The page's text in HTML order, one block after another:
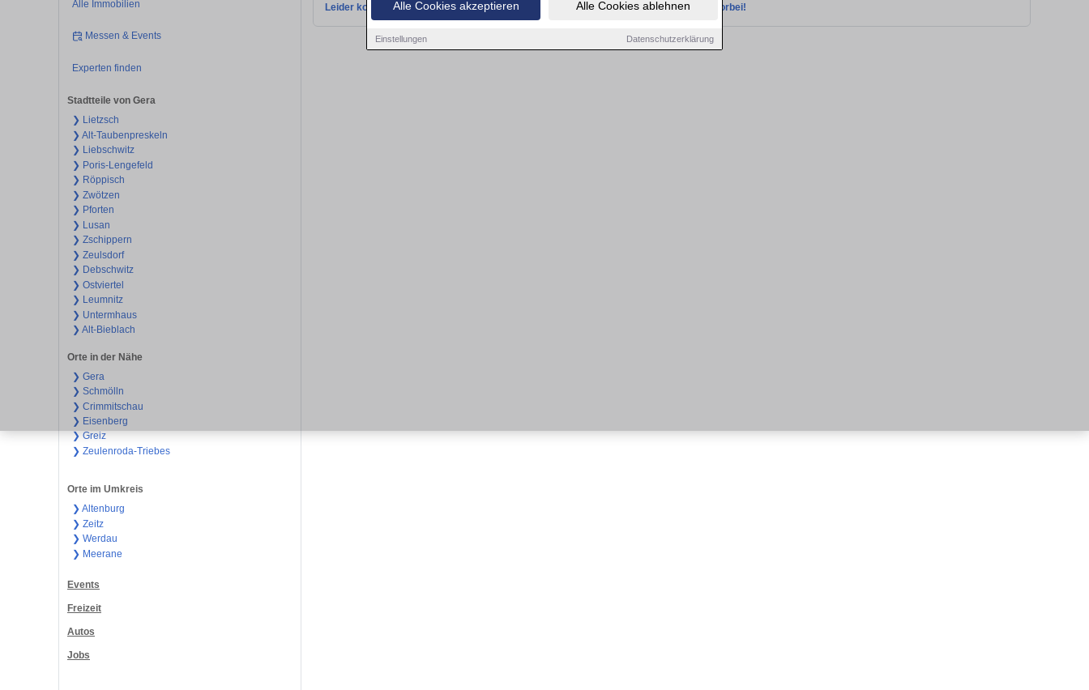
Alle Cookies akzeptieren Alle Cookies ablehnen
Einstellungen Datenschutzerklärung
Alle Immobilien
Messen & Events
Experten finden
Stadtteile von Gera
❯ Lietzsch
❯ Alt-Taubenpreskeln
❯ Liebschwitz
❯ Poris-Lengefeld
❯ Röppisch
❯ Zwötzen
❯ Pforten
❯ Lusan
❯ Zschippern
❯ Zeulsdorf
❯ Debschwitz
❯ Ostviertel
❯ Leumnitz
❯ Untermhaus
❯ Alt-Bieblach
Orte in der Nähe
❯ Gera
❯ Schmölln
❯ Crimmitschau
❯ Eisenberg
❯ Greiz
❯ Zeulenroda-Triebes
Orte im Umkreis
❯ Altenburg
❯ Zeitz
❯ Werdau
❯ Meerane
Events
Freizeit
Autos
Jobs
Leider konnten wir derzeit keine passenden Objekte finden. Schauen Sie bald wieder vorbei!